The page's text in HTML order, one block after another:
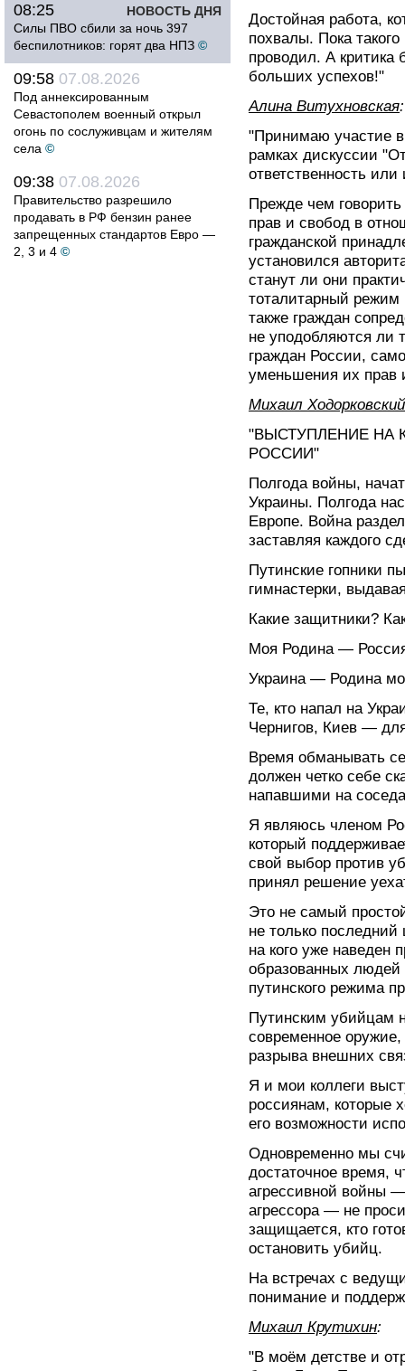
НОВОСТЬ ДНЯ
08:25
Силы ПВО сбили за ночь 397
беспилотников: горят два НПЗ ©
09:58 07.08.2026
Под аннексированным
Севастополем военный открыл
огонь по сослуживцам и жителям
села ©
09:38 07.08.2026
Правительство разрешило
продавать в РФ бензин ранее
запрещенных стандартов Евро —
2, 3 и 4 ©
Достойная работа,
похвалы. Пока
проводил. А критика
больших успехов!"
Алина Витухновская:
"Принимаю участие
рамках дискуссии
ответственность
Прежде чем
прав и свобод в
гражданской
установился
станут ли они
тоталитарный режим
также граждан
не уподобляются ли
граждан России,
уменьшения их прав
Михаил Ходорковский
"ВЫСТУПЛЕНИЕ НА
РОССИИ"
Полгода войны,
Украины. Полгода
Европе. Война
заставляя каждого
Путинские гопники
гимнастерки,
Какие защитники?
Моя Родина —
Украина — Родина
Те, кто напал на
Чернигов, Киев —
Время обманывать
должен четко себе
напавшими на
Я являюсь членом
который
свой выбор против
принял решение
Это не самый
не только
на кого уже наведен
образованных
путинского режима
Путинским убийцам
современное
разрыва внешних
Я и мои коллеги
россиянам, которые
его возможности
Одновременно мы
достаточное время,
агрессивной войны
агрессора — не
защищается, кто
остановить убийц.
На встречах с
понимание и
Михаил Крутихин:
"В моём детстве и